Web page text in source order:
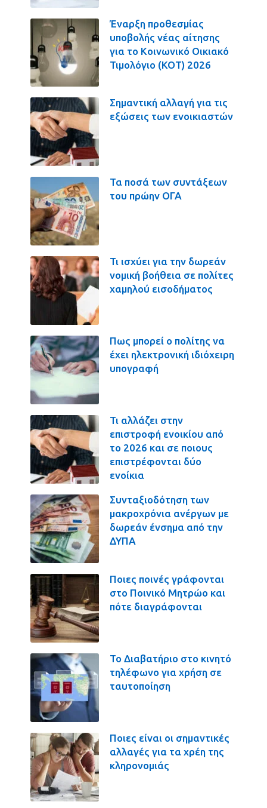
Έναρξη προθεσμίας
υποβολής νέας αίτησης
για το Κοινωνικό Οικιακό
Τιμολόγιο (ΚΟΤ) 2026
Σημαντική αλλαγή για τις
εξώσεις των ενοικιαστών
Τα ποσά των συντάξεων
του πρώην ΟΓΑ
Τι ισχύει για την δωρεάν
νομική βοήθεια σε πολίτες
χαμηλού εισοδήματος
Πως μπορεί ο πολίτης να
έχει ηλεκτρονική ιδιόχειρη
υπογραφή
Τι αλλάζει στην
επιστροφή ενοικίου από
το 2026 και σε ποιους
επιστρέφονται δύο
ενοίκια
Συνταξιοδότηση των
μακροχρόνια ανέργων με
δωρεάν ένσημα από την
ΔΥΠΑ
Ποιες ποινές γράφονται
στο Ποινικό Μητρώο και
πότε διαγράφονται
Το Διαβατήριο στο κινητό
τηλέφωνο για χρήση σε
ταυτοποίηση
Ποιες είναι οι σημαντικές
αλλαγές για τα χρέη της
κληρονομιάς